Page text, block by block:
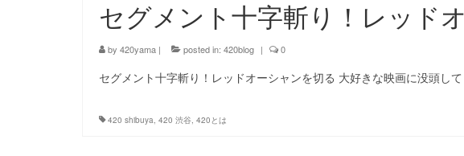
セグメント十字斬り！レッド
by 420yama | posted in: 420blog | 0
セグメント十字斬り！レッドオーシャンを切る 大好きな映画に没頭し
420 shibuya, 420 渋谷, 420とは